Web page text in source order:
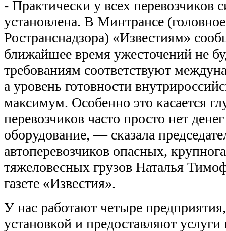
- Практически у всех
установлена. В Минтрансе
Ространснадзора) «Известиям»
ближайшее время ужесточений не
требованиям соответствуют
а уровень готовности
максимум. Особенно это касается
перевозчиков часто просто нет
оборудование, — сказала
автоперевозчиков опасных,
тяжеловесных грузов Наталья
газете «Известия».
У нас работают четыре
установкой и предоставляют